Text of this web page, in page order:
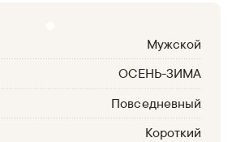
Мужской
ОСЕНЬ-ЗИМА
Повседневный
Короткий